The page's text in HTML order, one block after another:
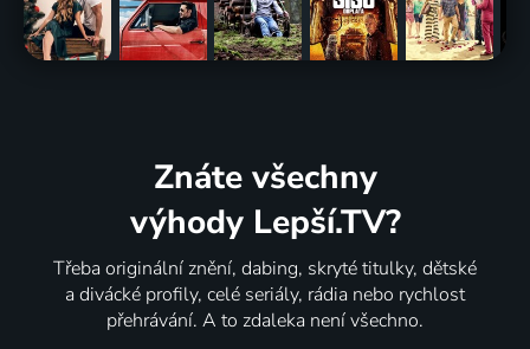
Znáte všechny
výhody Lepší.TV?
Třeba originální znění, dabing, skryté titulky, dětské
a divácké profily, celé seriály, rádia nebo rychlost
přehrávání. A to zdaleka není všechno.